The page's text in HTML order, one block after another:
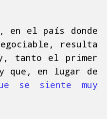
en el país donde
resulta
tanto el primer
que, en lugar de
se siente muy